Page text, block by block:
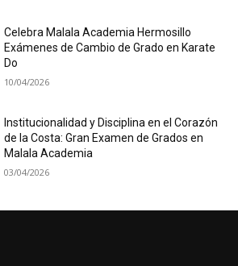
Celebra Malala Academia Hermosillo
Exámenes de Cambio de Grado en Karate
Do
10/04/2026
Institucionalidad y Disciplina en el Corazón
de la Costa: Gran Examen de Grados en
Malala Academia
03/04/2026